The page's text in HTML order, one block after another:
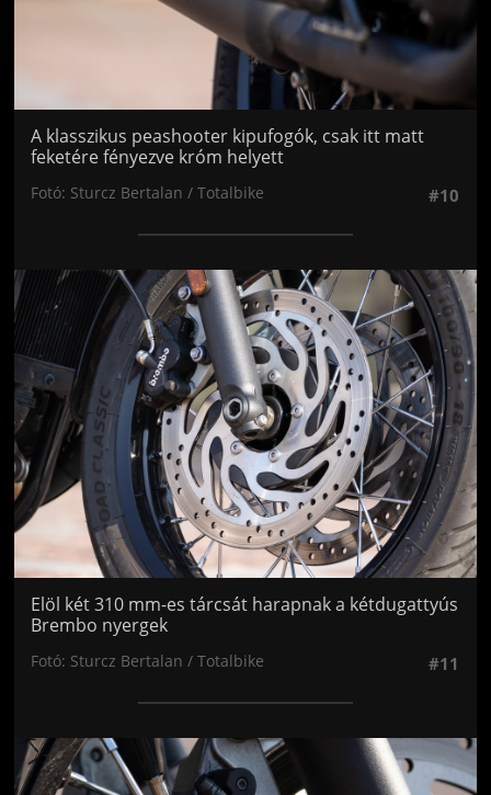
A klasszikus peashooter kipufogók, csak itt matt
feketére fényezve króm helyett
Fotó: Sturcz Bertalan / Totalbike #10
Jön még kép!
Elöl két 310 mm-es tárcsát harapnak a kétdugattyús
Brembo nyergek
Fotó: Sturcz Bertalan / Totalbike #11
Jön még kép!